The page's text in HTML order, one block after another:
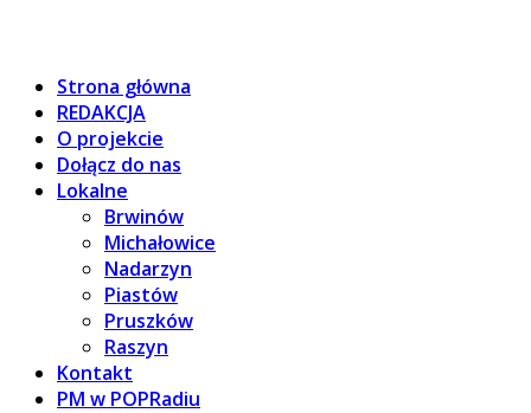
Strona główna
REDAKCJA
O projekcie
Dołącz do nas
Lokalne
Brwinów
Michałowice
Nadarzyn
Piastów
Pruszków
Raszyn
Kontakt
PM w POPRadiu